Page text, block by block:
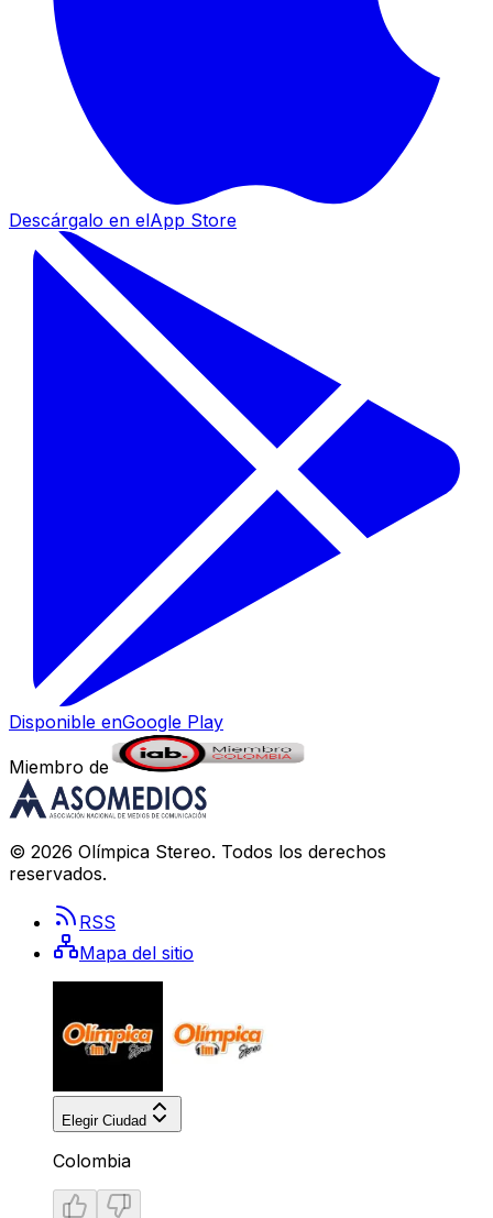
Descárgalo en elApp Store
Disponible enGoogle Play
Miembro de
© 2026 Olímpica Stereo. Todos los derechos
reservados.
RSS
Mapa del sitio
Elegir Ciudad
Colombia